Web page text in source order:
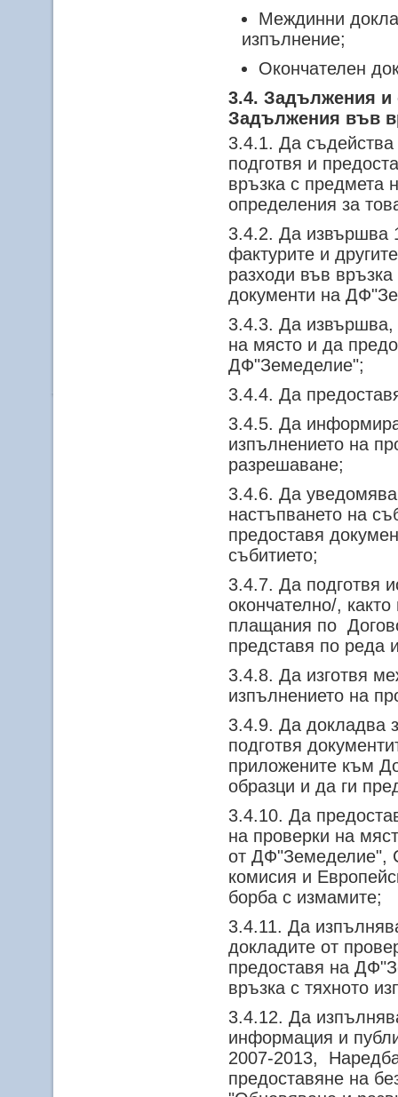
Междинни
изпълнение;
Окончателен
3.4. Задължения и
Задължения във
3.4.1. Да
подготвя и
връзка с предмета
определения за
3.4.2. Да извършва
фактурите и
разходи във
документи на
3.4.3. Да извършва,
на място и да
ДФ"Земеделие";
3.4.4. Да
3.4.5. Да
изпълнението на
разрешаване;
3.4.6. Да
настъпването на
предоставя
събитието;
3.4.7. Да подготвя
окончателно/,
плащания по
представя по реда
3.4.8. Да изготвя
изпълнението на
3.4.9. Да докладва
подготвя
приложените към
образци и да ги
3.4.10. Да
на проверки на
от ДФ"Земеделие",
комисия и
борба с измамите;
3.4.11. Да
докладите от
предоставя на
връзка с тяхното
3.4.12. Да
информация и
2007-2013,
предоставяне на